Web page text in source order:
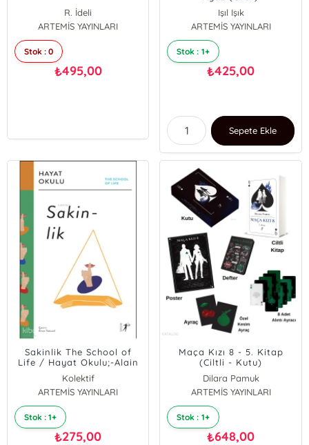
R. İdeli
ARTEMİS YAYINLARI
Stok : 0
₺495,00
Işıl Işık
ARTEMİS YAYINLARI
Stok : 1+
₺425,00
Sepete Ekle
Sakinlik The School of
Life / Hayat Okulu;-Alain
de Botton Öncülüğünde-
Kolektif
ARTEMİS YAYINLARI
Stok : 1+
₺275,00
Maça Kızı 8 - 5. Kitap
(Ciltli - Kutu)
Dilara Pamuk
ARTEMİS YAYINLARI
Stok : 1+
₺648,00